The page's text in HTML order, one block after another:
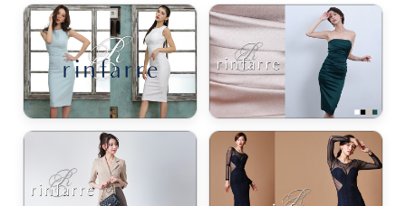
、自分らしく、美しく。-
ンピース
エレガンスをひとさじー
エット。 夏の視線を独り占めする「夏の主役ラップロングドレス」